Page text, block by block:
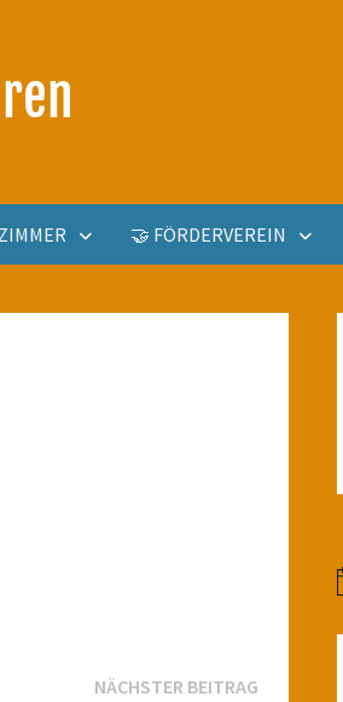
🤝 FÖRDERVEREIN
NÄCHSTER BEITRAGNächster